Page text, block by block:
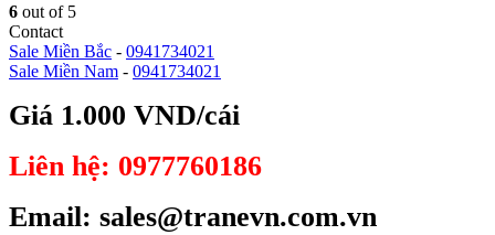
6 out of 5
Contact
Sale Miền Bắc - 0941734021
Sale Miền Nam - 0941734021
Giá 1.000 VND/cái
Liên hệ: 0977760186
Email: sales@tranevn.com.vn